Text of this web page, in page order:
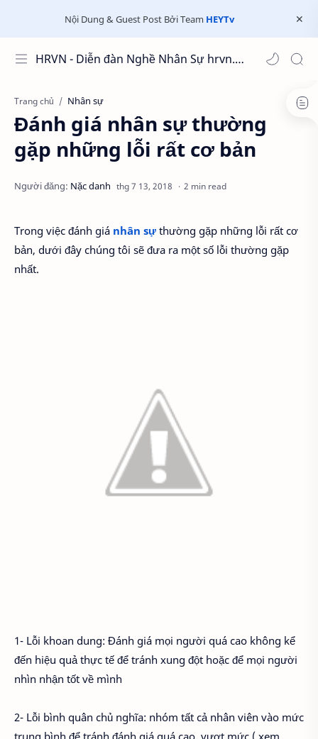
Nội Dung & Guest Post Bởi Team HEYTv
HRVN - Diễn đàn Nghề Nhân Sự hrvn.com.vn
Trang chủ Nhân sự
Đánh giá nhân sự thường
gặp những lỗi rất cơ bản
2 min read
Trong việc đánh giá nhân sự thường gặp những lỗi rất cơ
bản, dưới đây chúng tôi sẽ đưa ra một số lỗi thường gặp
nhất.
1- Lỗi khoan dung: Đánh giá mọi người quá cao không kể
đến hiệu quả thực tế để tránh xung đột hoặc để mọi người
nhìn nhận tốt về mình
2- Lỗi bình quân chủ nghĩa: nhóm tất cả nhân viên vào mức
trung bình để tránh đánh giá quá cao, vượt mức ( xem